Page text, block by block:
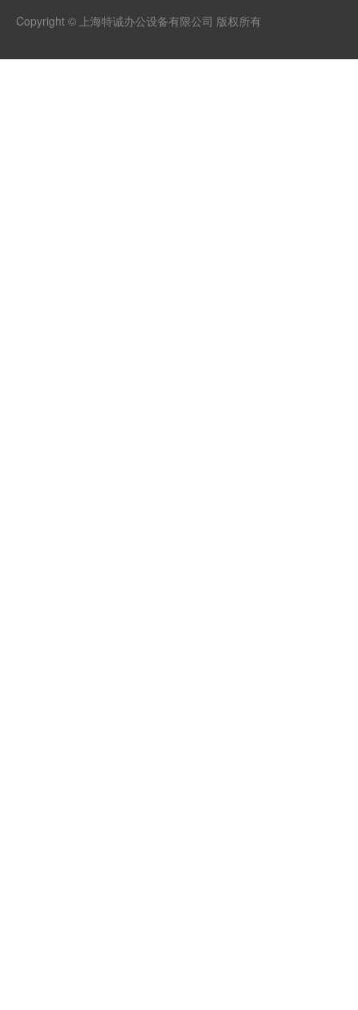
Copyright © 上海特诚办公设备有限公司 版权所有